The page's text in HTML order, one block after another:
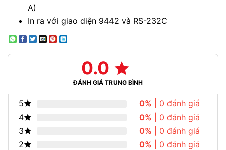
A)
In ra với giao diện 9442 và RS-232C
0.0
ĐÁNH GIÁ TRUNG BÌNH
5 0% | 0 đánh giá
4
0% | 0 đánh giá
3
0% | 0 đánh giá
2
0% | 0 đánh giá